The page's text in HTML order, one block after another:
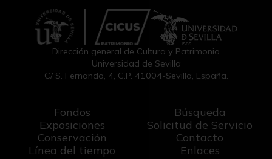
Dirección general de Cultura y Patrimonio
Universidad de Sevilla
C/ S. Fernando, 4, C.P. 41004-Sevilla, España.
Fondos
Exposiciones
Conservación
Línea del tiempo
Búsqueda
Solicitud de Servicio
Contacto
Enlaces